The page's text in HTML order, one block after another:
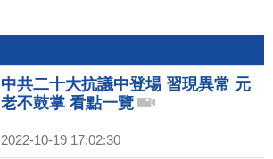
中共二十大抗議中登場 習現異常 元
老不鼓掌 看點一覽
2022-10-19 17:02:30